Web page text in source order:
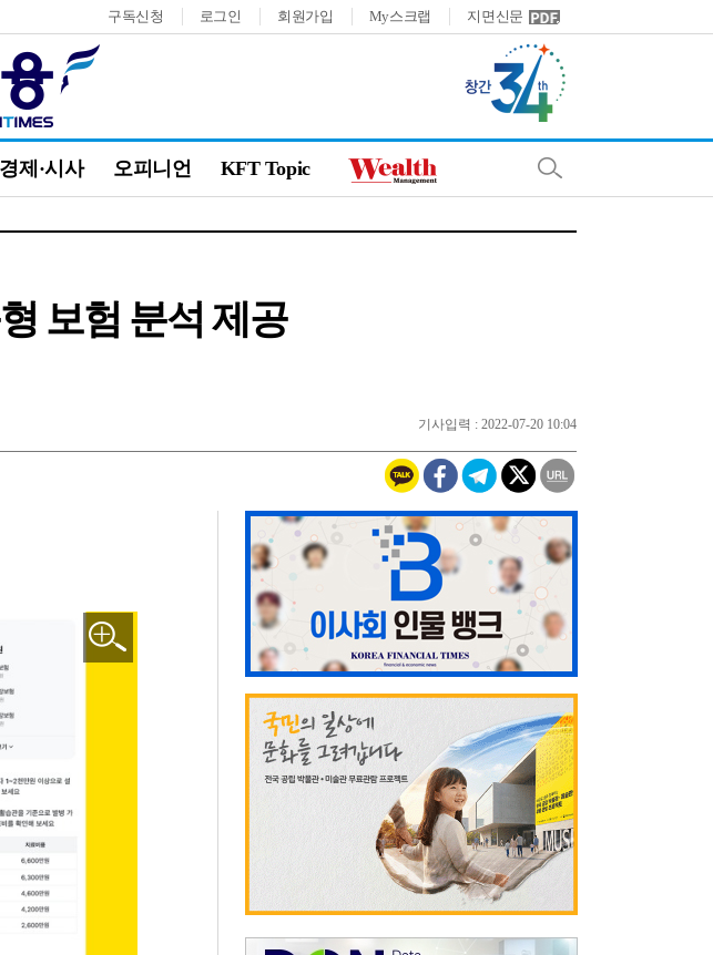
구독신청 로그인 회원가입 My스크랩 지면신문
경제·시사 오피니언 KFT Topic
보험 분석 제공
기사입력 : 2022-07-20 10:04